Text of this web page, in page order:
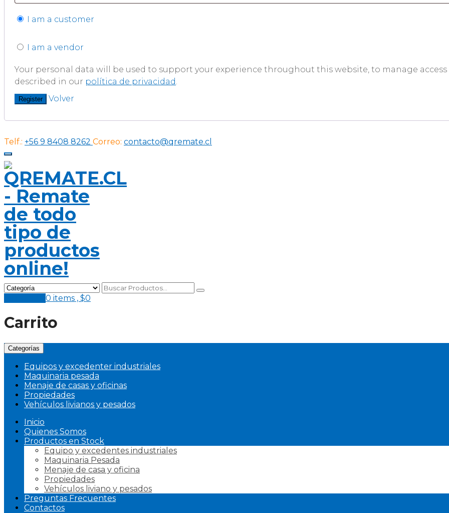
I am a customer
I am a vendor
Your personal data will be used to support your experience throughout this website, to manage
described in our política de privacidad.
Register Volver
Telf.: +56 9 8408 8262 Correo: contacto@qremate.cl
0 items , $0
Carrito
Categorías
Equipos y excedenter industriales
Maquinaria pesada
Menaje de casas y oficinas
Propiedades
Vehículos livianos y pesados
Inicio
Quienes Somos
Productos en Stock
Equipo y excedentes industriales
Maquinaria Pesada
Menaje de casa y oficina
Propiedades
Vehículos liviano y pesados
Preguntas Frecuentes
Contactos